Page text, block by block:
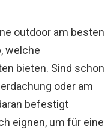
outdoor am besten
welche
bieten. Sind schon
oder am
befestigt
eignen, um für eine